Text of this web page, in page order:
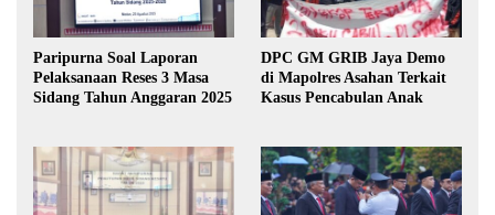
Paripurna Soal Laporan
Pelaksanaan Reses 3 Masa
Sidang Tahun Anggaran 2025
DPC GM GRIB Jaya Demo
di Mapolres Asahan Terkait
Kasus Pencabulan Anak